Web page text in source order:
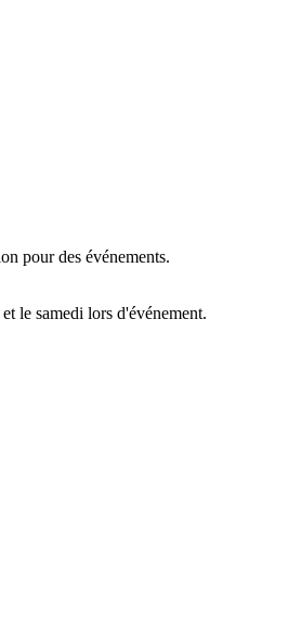
pour des événements.
le samedi lors d'événement.